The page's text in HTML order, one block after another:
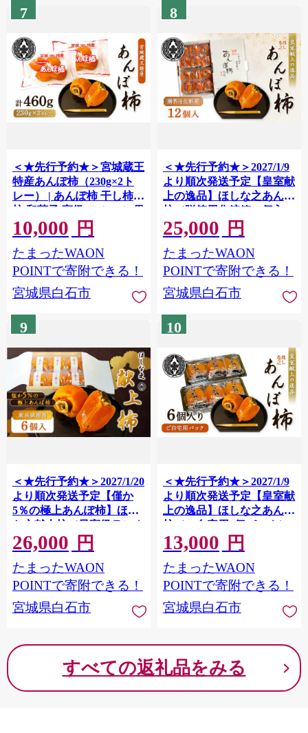
7
＜★先行予約★＞宮城蔵王
特産あんぽ柿（230g×2ト
レー） | あんぽ柿 干し柿
柿 和菓子 高級 フルーツ 果
物 フルーツ ドライフルー
ツ スイーツ ジュレ とろけ
る 化粧箱 贈答 ギフト 柔ら
かい 保存料不使用 和スイ
寄せ 宮城県 白石市 白石
10,000 円
たまったWAON
POINTで寄附できる！
宮城県白石市
8
＜★先行予約★＞2027/1/9
より順次発送予定【皇室献
上の逸品】ほしな之あんぽ
柿（贈答用化粧箱12個入
り） | あんぽ柿 干し柿 柿
和菓子 高級 果物 フルーツ
ドライフルーツ スイーツ
ジュレ とろける 化粧箱 贈
不使用 和スイーツ ワイン
白石市 白石【2200601】
25,000 円
たまったWAON
POINTで寄附できる！
宮城県白石市
9
＜★先行予約★＞2027/1/20
より順次発送予定【僅か
5％の極上あんぽ柿】ほし
な之献上柿（最高級ランク
贈答用桐箱入り6個） | あ
んぽ柿 干し柿 柿 和菓子 高
級 スイーツ 果物 フルーツ
ドライフルーツ とろける
い 保存料不使用 和スイー
【2200402】
26,000 円
たまったWAON
POINTで寄附できる！
宮城県白石市
10
＜★先行予約★＞2027/1/9
より順次発送予定【皇室献
上の逸品】ほしな之あんぽ
柿（ご自宅用6個パック） |
あんぽ柿 干し柿 柿 和菓子
高級 果物 フルーツ ドライ
フルーツ スイーツ ジュレ
とろける 化粧箱 贈答 ギフ
和スイーツ ワインに合う
13,000 円
たまったWAON
POINTで寄附できる！
宮城県白石市
すべての返礼品をみる